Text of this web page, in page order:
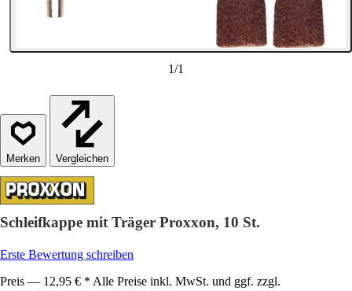
1/1
Vergleichen
Schleifkappe mit Träger Proxxon, 10 St.
Erste Bewertung schreiben
Preis — 12,95 € * Alle Preise inkl. MwSt. und ggf. zzgl.